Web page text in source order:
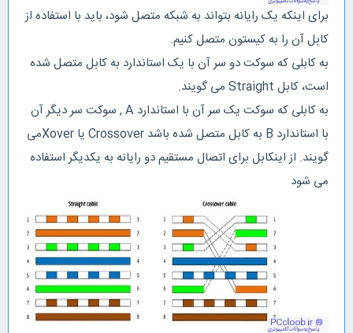
برای اینکه یک رایانه بتواند به شبکه متصل شود، باید با استفاده از
کابل آن را به کیستون متصل کنیم.
به کابلی که سوکت دو سر آن با یک استاندارد به کابل متصل شده
است، کابل Straight می گویند.
به کابلی که سوکت یک سر آن با استاندارد A , سوکت سر دیگر آن
با استاندارد B به کابل متصل شده باشد Crossover یا Xoverمی
گویند. از اینکابل برای اتصال مستقیم دو رایانه به یکدیگر استفاده
می شود